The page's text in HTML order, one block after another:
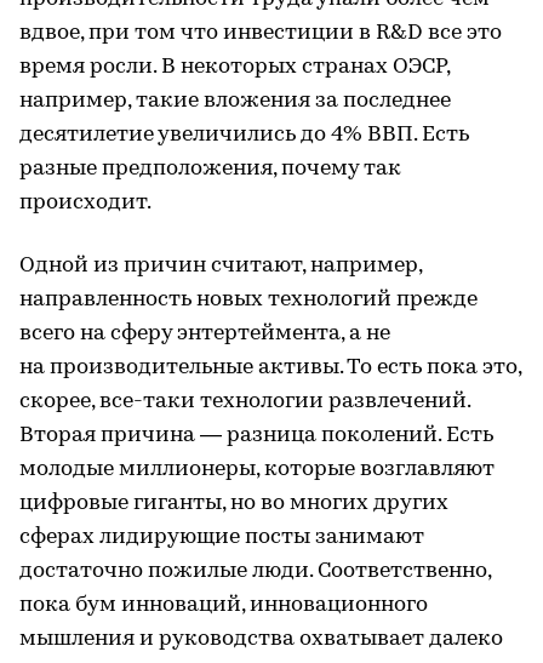
вдвое, при том что инвестиции в R&D все это
время росли. В некоторых странах ОЭСР,
например, такие вложения за последнее
десятилетие увеличились до 4% ВВП. Есть
разные предположения, почему так
происходит.
Одной из причин считают, например,
направленность новых технологий прежде
всего на сферу энтертеймента, а не
на производительные активы. То есть пока это,
скорее, все-таки технологии развлечений.
Вторая причина — разница поколений. Есть
молодые миллионеры, которые возглавляют
цифровые гиганты, но во многих других
сферах лидирующие посты занимают
достаточно пожилые люди. Соответственно,
пока бум инноваций, инновационного
мышления и руководства охватывает далеко